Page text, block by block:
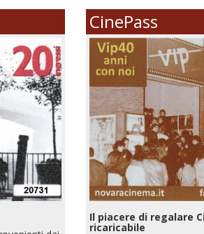
CinePass
Il piacere di regalare
ricaricabile